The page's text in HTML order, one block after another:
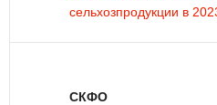
сельхозпродукции в
СКФО